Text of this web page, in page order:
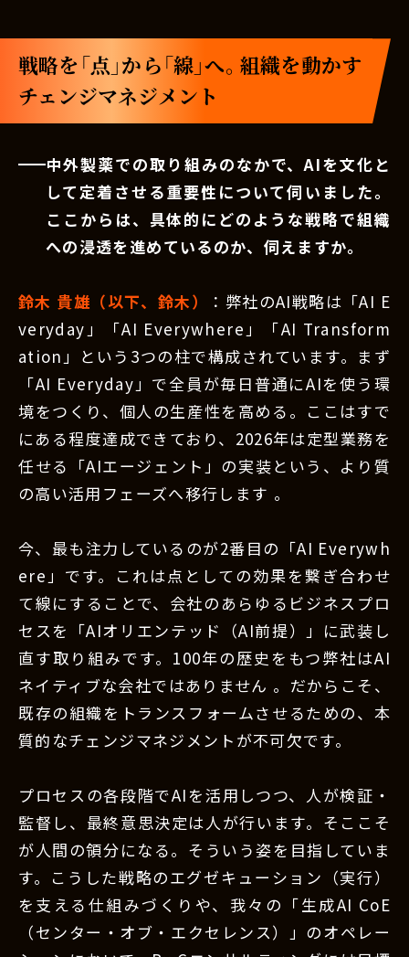
戦略を「点」から「線」へ。組織を動かす
チェンジマネジメント
中外製薬での取り組みのなかで、AIを文化と
して定着させる重要性について伺いました。
ここからは、具体的にどのような戦略で組織
への浸透を進めているのか、伺えますか。
鈴木 貴雄（以下、鈴木）
：弊社のAI戦略は「AI E
veryday」「AI Everywhere」「AI Transform
ation」という3つの柱で構成されています。まず
「AI Everyday」で全員が毎日普通にAIを使う環
境をつくり、個人の生産性を高める。ここはすで
にある程度達成できており、2026年は定型業務を
任せる「AIエージェント」の実装という、より質
の高い活用フェーズへ移行します 。
今、最も注力しているのが2番目の「AI Everywh
ere」です。これは点としての効果を繋ぎ合わせ
て線にすることで、会社のあらゆるビジネスプロ
セスを「AIオリエンテッド（AI前提）」に武装し
直す取り組みです。100年の歴史をもつ弊社はAI
ネイティブな会社ではありません 。だからこそ、
既存の組織をトランスフォームさせるための、本
質的なチェンジマネジメントが不可欠です。
プロセスの各段階でAIを活用しつつ、人が検証・
監督し、最終意思決定は人が行います。そここそ
が人間の領分になる。そういう姿を目指していま
す。こうした戦略のエグゼキューション（実行）
を支える仕組みづくりや、我々の「生成AI CoE
（センター・オブ・エクセレンス）」のオペレー